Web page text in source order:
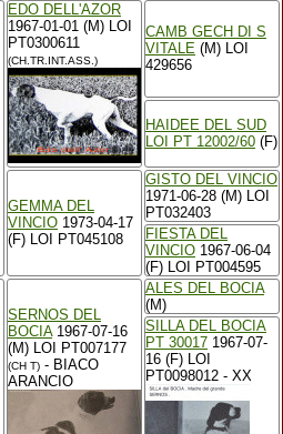
EDO DELL'AZOR
1967-01-01 (M) LOI
PT0300611
(CH.TR.INT.ASS.)
CAMB GECH DI S
VITALE (M) LOI
429656
HAIDEE DEL SUD
LOI PT 12002/60 (F)
GEMMA DEL
VINCIO 1973-04-17
(F) LOI PT045108
GISTO DEL VINCIO
1971-06-28 (M) LOI
PT032403
FIESTA DEL
VINCIO 1967-06-04
(F) LOI PT004595
SERNOS DEL
BOCIA1967-07-16
(M) LOI PT007177
(CH T) - BIACO
ARANCIO
ALES DEL BOCIA
(M)
SILLA DEL BOCIA
PT 30017 1967-07-
16 (F) LOI
PT0098012 - XX